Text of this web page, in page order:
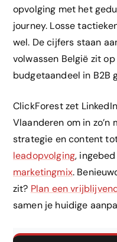
opvolging met het
journey. Losse
wel. De cijfers staan
volwassen België zit
budgetaandeel in B2B
ClickForest zet
Vlaanderen om in
strategie en content
leadopvolging,
marketingmix.
zit? Plan een
samen je huidige